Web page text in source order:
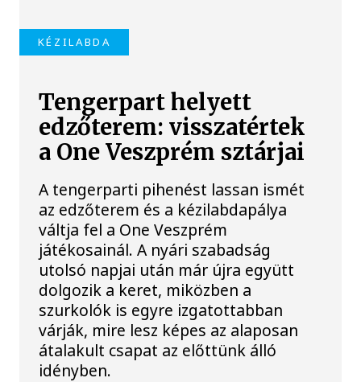
KÉZILABDA
Tengerpart helyett
edzőterem: visszatértek
a One Veszprém sztárjai
A tengerparti pihenést lassan ismét
az edzőterem és a kézilabdapálya
váltja fel a One Veszprém
játékosainál. A nyári szabadság
utolsó napjai után már újra együtt
dolgozik a keret, miközben a
szurkolók is egyre izgatottabban
várják, mire lesz képes az alaposan
átalakult csapat az előttünk álló
idényben.